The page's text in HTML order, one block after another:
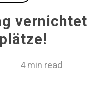
vernichtet
4 min read